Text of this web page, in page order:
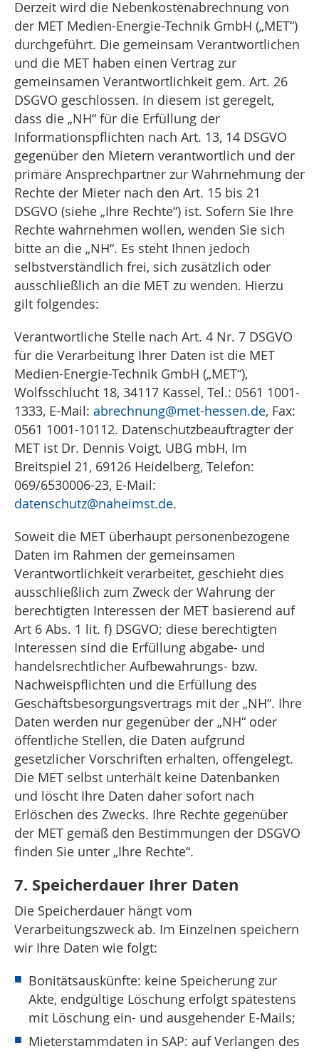
Derzeit wird die Nebenkostenabrechnung von
der MET Medien-Energie-Technik GmbH („MET“)
durchgeführt. Die gemeinsam Verantwortlichen
und die MET haben einen Vertrag zur
gemeinsamen Verantwortlichkeit gem. Art. 26
DSGVO geschlossen. In diesem ist geregelt,
dass die „NH“ für die Erfüllung der
Informationspflichten nach Art. 13, 14 DSGVO
gegenüber den Mietern verantwortlich und der
primäre Ansprechpartner zur Wahrnehmung der
Rechte der Mieter nach den Art. 15 bis 21
DSGVO (siehe „Ihre Rechte“) ist. Sofern Sie Ihre
Rechte wahrnehmen wollen, wenden Sie sich
bitte an die „NH“. Es steht Ihnen jedoch
selbstverständlich frei, sich zusätzlich oder
ausschließlich an die MET zu wenden. Hierzu
gilt folgendes:
Verantwortliche Stelle nach Art. 4 Nr. 7 DSGVO
für die Verarbeitung Ihrer Daten ist die MET
Medien-Energie-Technik GmbH („MET“),
Wolfsschlucht 18, 34117 Kassel, Tel.: 0561 1001-
1333, E-Mail: abrechnung@met-hessen.de, Fax:
0561 1001-10112. Datenschutzbeauftragter der
MET ist Dr. Dennis Voigt, UBG mbH, Im
Breitspiel 21, 69126 Heidelberg, Telefon:
069/6530006-23, E-Mail:
datenschutz@naheimst.de.
Soweit die MET überhaupt personenbezogene
Daten im Rahmen der gemeinsamen
Verantwortlichkeit verarbeitet, geschieht dies
ausschließlich zum Zweck der Wahrung der
berechtigten Interessen der MET basierend auf
Art 6 Abs. 1 lit. f) DSGVO; diese berechtigten
Interessen sind die Erfüllung abgabe- und
handelsrechtlicher Aufbewahrungs- bzw.
Nachweispflichten und die Erfüllung des
Geschäftsbesorgungsvertrags mit der „NH“. Ihre
Daten werden nur gegenüber der „NH“ oder
öffentliche Stellen, die Daten aufgrund
gesetzlicher Vorschriften erhalten, offengelegt.
Die MET selbst unterhält keine Datenbanken
und löscht Ihre Daten daher sofort nach
Erlöschen des Zwecks. Ihre Rechte gegenüber
der MET gemäß den Bestimmungen der DSGVO
finden Sie unter „Ihre Rechte“.
7. Speicherdauer Ihrer Daten
Die Speicherdauer hängt vom
Verarbeitungszweck ab. Im Einzelnen speichern
wir Ihre Daten wie folgt:
Bonitätsauskünfte: keine Speicherung zur
Akte, endgültige Löschung erfolgt spätestens
mit Löschung ein- und ausgehender E-Mails;
Mieterstammdaten in SAP: auf Verlangen des